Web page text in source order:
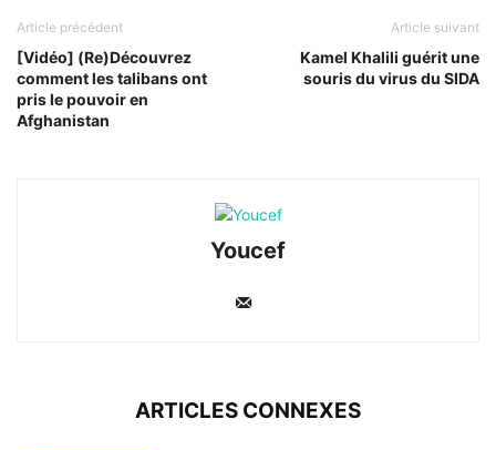
Article précédent
[Vidéo] (Re)Découvrez
comment les talibans ont
pris le pouvoir en
Afghanistan
Article suivant
Kamel Khalili guérit une
souris du virus du SIDA
Youcef
ARTICLES CONNEXES